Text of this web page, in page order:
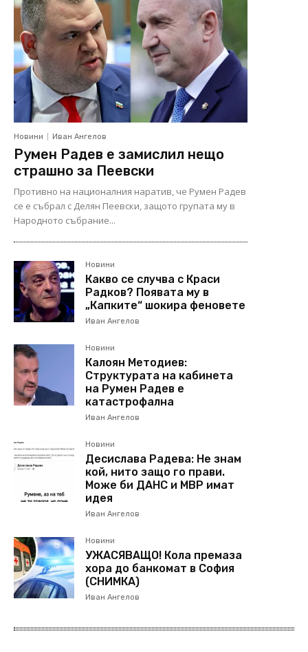
Новини Иван Ангелов
Румен Радев е замислил нещо
страшно за Пеевски
Противно на националния наратив, че Румен Радев
се е събрал с Делян Пеевски, защото групата му в
Народното събрание...
Новини
Какво се случва с Краси
Радков? Появата му в
„Капките“ шокира феновете
Иван Ангелов
Новини
Калоян Методиев:
Структурата на кабинета
на Румен Радев е
катастрофална
Иван Ангелов
Новини
Десислава Радева: Не знам
кой, нито защо го прави.
Може би ДАНС и МВР имат
идея
Иван Ангелов
Новини
УЖАСЯВАЩО! Кола премаза
хора до банкомат в София
(СНИМКА)
Иван Ангелов